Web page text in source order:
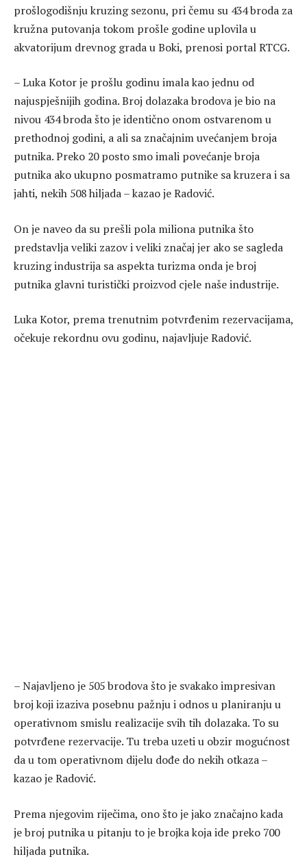
prošlogodišnju kruzing sezonu, pri čemu su 434 broda za
kružna putovanja tokom prošle godine uplovila u
akvatorijum drevnog grada u Boki, prenosi portal RTCG.
– Luka Kotor je prošlu godinu imala kao jednu od
najuspješnijih godina. Broj dolazaka brodova je bio na
nivou 434 broda što je identično onom ostvarenom u
prethodnoj godini, a ali sa značajnim uvećanjem broja
putnika. Preko 20 posto smo imali povećanje broja
putnika ako ukupno posmatramo putnike sa kruzera i sa
jahti, nekih 508 hiljada – kazao je Radović.
On je naveo da su prešli pola miliona putnika što
predstavlja veliki zazov i veliki značaj jer ako se sagleda
kruzing industrija sa aspekta turizma onda je broj
putnika glavni turistički proizvod cjele naše industrije.
Luka Kotor, prema trenutnim potvrđenim rezervacijama,
očekuje rekordnu ovu godinu, najavljuje Radović.
– Najavljeno je 505 brodova što je svakako impresivan
broj koji izaziva posebnu pažnju i odnos u planiranju u
operativnom smislu realizacije svih tih dolazaka. To su
potvrđene rezervacije. Tu treba uzeti u obzir mogućnost
da u tom operativnom dijelu dođe do nekih otkaza –
kazao je Radović.
Prema njegovim riječima, ono što je jako značajno kada
je broj putnika u pitanju to je brojka koja ide preko 700
hiljada putnika.